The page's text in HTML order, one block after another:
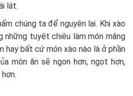
lát.
chúng ta để nguyên lại. Khi xào
những tuyệt chiêu làm món măng
hay bất cứ món xào nào là ở phần
món ăn sẽ ngon hơn, ngọt hơn,